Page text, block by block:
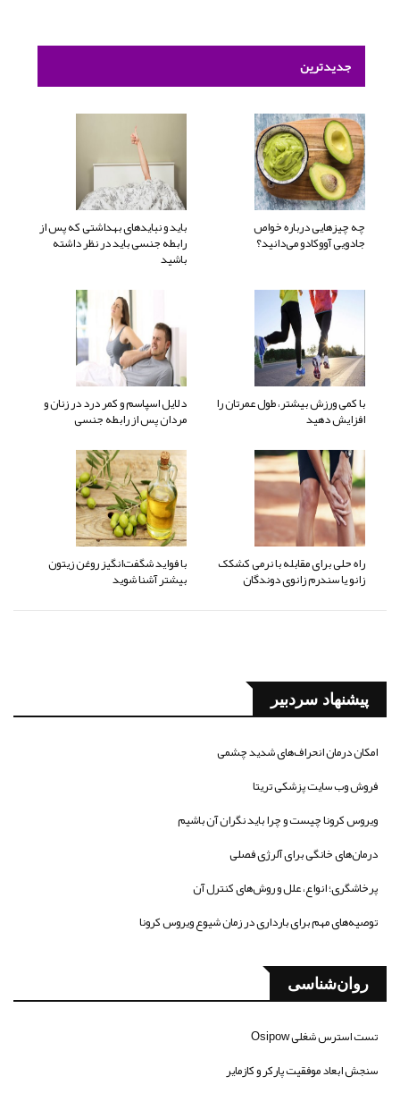
جدیدترین
چه چیزهایی درباره خواص
جادویی آووکادو می‌دانید؟
باید و نبایدهای بهداشتی که پس از
رابطه جنسی باید در نظر داشته
باشید
با کمی ورزش بیشتر، طول عمرتان را
افزایش دهید
دلایل اسپاسم و کمر درد در زنان و
مردان پس از رابطه جنسی
راه حلی برای مقابله با نرمی کشکک
زانو یا سندرم زانوی دوندگان
با فواید شگفت‌انگیز روغن زیتون
بیشتر آشنا شوید
پیشنهاد سردبیر
امکان درمان انحراف‌های شدید چشمی
فروش وب سایت پزشکی تریتا
ویروس کرونا چیست و چرا باید نگران آن باشیم
درمان‌های خانگی برای آلرژی فصلی
پرخاشگری؛ انواع، علل و روش‌های کنترل آن
توصیه‌های مهم برای بارداری در زمان شیوع ویروس کرونا
روان‌شناسی
تست استرس شغلی Osipow
سنجش ابعاد موفقیت پارکر و کازمایر